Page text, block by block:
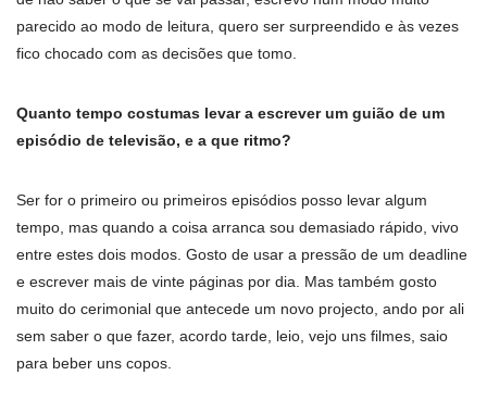
parecido ao modo de leitura, quero ser surpreendido e às vezes
fico chocado com as decisões que tomo.
Quanto tempo costumas levar a escrever um guião de um
episódio de televisão, e a que ritmo?
Ser for o primeiro ou primeiros episódios posso levar algum
tempo, mas quando a coisa arranca sou demasiado rápido, vivo
entre estes dois modos. Gosto de usar a pressão de um deadline
e escrever mais de vinte páginas por dia. Mas também gosto
muito do cerimonial que antecede um novo projecto, ando por ali
sem saber o que fazer, acordo tarde, leio, vejo uns filmes, saio
para beber uns copos.